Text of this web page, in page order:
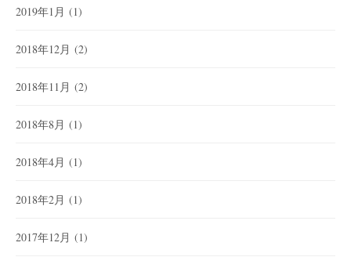
2019年1月 (1)
2018年12月 (2)
2018年11月 (2)
2018年8月 (1)
2018年4月 (1)
2018年2月 (1)
2017年12月 (1)